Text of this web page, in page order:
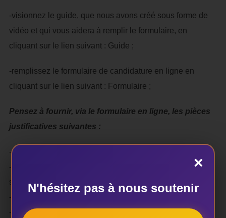
-visionnez le guide, que nous avons créé sous forme de
vidéo et qui vous aidera à remplir le formulaire, en
cliquant sur le lien suivant : Guide ;
-remplissez le formulaire de candidature en ligne en
cliquant sur le lien suivant : Formulaire ;
Pensez à fournir, via le formulaire en ligne, les pièces
justificatives suivantes :
-une lettre de motivation de l’agent ou du représentant
-un texte descriptif en français et/ou en anglais de votre
spectacle (maximum 100 mots)
-l’itinéraire des tournées passées (3 dernières années)
-l’itinéraire des tournées futures
×
N'hésitez pas à nous soutenir